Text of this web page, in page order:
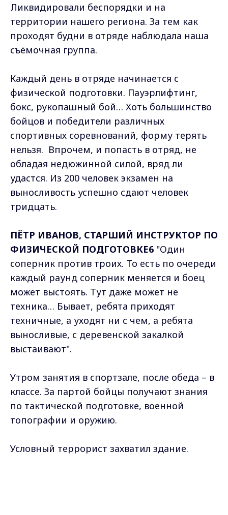
Ликвидировали беспорядки и на
территории нашего региона. За тем как
проходят будни в отряде наблюдала наша
съёмочная группа.
Каждый день в отряде начинается с
физической подготовки. Пауэрлифтинг,
бокс, рукопашный бой… Хоть большинство
бойцов и победители различных
спортивных соревнований, форму терять
нельзя. Впрочем, и попасть в отряд, не
обладая недюжинной силой, вряд ли
удастся. Из 200 человек экзамен на
выносливость успешно сдают человек
тридцать.
ПЁТР ИВАНОВ, СТАРШИЙ ИНСТРУКТОР ПО
ФИЗИЧЕСКОЙ ПОДГОТОВКЕ6 "Один
соперник против троих. То есть по очереди
каждый раунд соперник меняется и боец
может выстоять. Тут даже может не
техника… Бывает, ребята приходят
техничные, а уходят ни с чем, а ребята
выносливые, с деревенской закалкой
выстаивают".
Утром занятия в спортзале, после обеда – в
классе. За партой бойцы получают знания
по тактической подготовке, военной
топографии и оружию.
Условный террорист захватил здание.